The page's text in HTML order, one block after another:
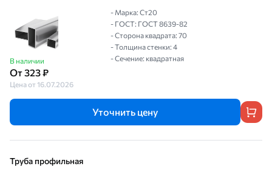
В наличии
От 323 ₽
Цена от 16.07.2026
- Марка: Ст20
- ГОСТ: ГОСТ 8639-82
- Сторона квадрата: 70
- Толщина стенки: 4
- Сечение: квадратная
Уточнить цену
Труба профильная